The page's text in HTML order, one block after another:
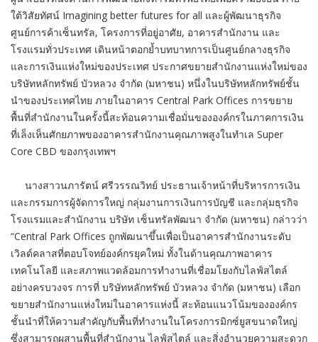
ใต้วิสัยทัศน์ Imagining better futures for all และผู้พัฒนาธุรกิจ
ศูนย์การค้าเซ็นทรัล, โครงการที่อยู่อาศัย, อาคารสำนักงาน และ
โรงแรมทั่วประเทศ เดินหน้าตอกย้ำบทบาทการเป็นศูนย์กลางธุรกิจ
และการเงินแห่งใหม่ของประเทศ ประกาศขยายสำนักงานแห่งใหม่ของ
บริษัทหลักทรัพย์ บัวหลวง จำกัด (มหาชน) หนึ่งในบริษัทหลักทรัพย์ชั้น
นำของประเทศไทย ภายในอาคาร Central Park Offices การขยาย
พื้นที่สำนักงานในครั้งนี้สะท้อนความเชื่อมั่นขององค์กรในภาคการเงิน
ที่เล็งเห็นศักยภาพของอาคารสำนักงานคุณภาพสูงในทำเล Super
Core CBD ของกรุงเทพฯ
นางสาวนภารัตน์ ศรีวรรณวิทย์ ประธานเจ้าหน้าที่บริหารการเงิน
และกรรมการผู้จัดการใหญ่ กลุ่มงานการเงินการบัญชี และกลุ่มธุรกิจ
โรงแรมและสำนักงาน บริษัท เซ็นทรัลพัฒนา จำกัด (มหาชน) กล่าวว่า
“Central Park Offices ถูกพัฒนาขึ้นเพื่อเป็นอาคารสำนักงานระดับ
เวิลด์คลาสที่ตอบโจทย์องค์กรยุคใหม่ ทั้งในด้านคุณภาพอาคาร
เทคโนโลยี และสภาพแวดล้อมการทำงานที่เชื่อมโยงกับไลฟ์สไตล์
อย่างครบวงจร การที่ บริษัทหลักทรัพย์ บัวหลวง จำกัด (มหาชน) เลือก
ขยายสำนักงานแห่งใหม่ในอาคารแห่งนี้ สะท้อนแนวโน้มขององค์กร
ชั้นนำที่ให้ความสำคัญกับพื้นที่ทำงานในโครงการมิกซ์ยูสขนาดใหญ่
ซึ่งสามารถผสานพื้นที่สำนักงาน ไลฟ์สไตล์ และสิ่งอำนวยความสะดวก